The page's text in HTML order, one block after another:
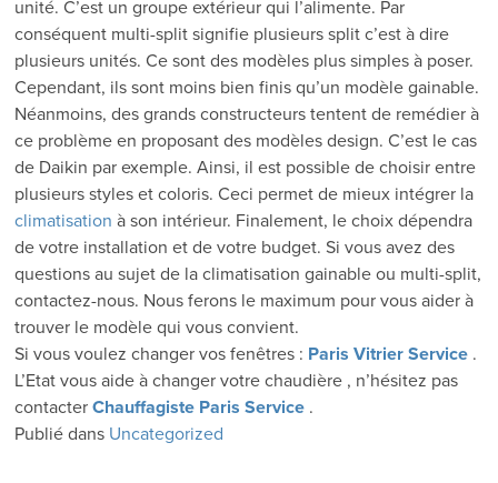
unité. C’est un groupe extérieur qui l’alimente. Par
conséquent multi-split signifie plusieurs split c’est à dire
plusieurs unités. Ce sont des modèles plus simples à poser.
Cependant, ils sont moins bien finis qu’un modèle gainable.
Néanmoins, des grands constructeurs tentent de remédier à
ce problème en proposant des modèles design. C’est le cas
de Daikin par exemple. Ainsi, il est possible de choisir entre
plusieurs styles et coloris. Ceci permet de mieux intégrer la
climatisation à son intérieur. Finalement, le choix dépendra
de votre installation et de votre budget. Si vous avez des
questions au sujet de la climatisation gainable ou multi-split,
contactez-nous. Nous ferons le maximum pour vous aider à
trouver le modèle qui vous convient.
Si vous voulez changer vos fenêtres : Paris Vitrier Service .
L’Etat vous aide à changer votre chaudière , n’hésitez pas
contacterChauffagiste Paris Service .
Publié dans Uncategorized